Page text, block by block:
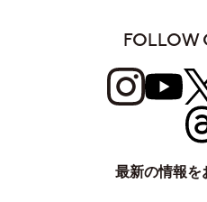
FOLLOW
最新の情報を